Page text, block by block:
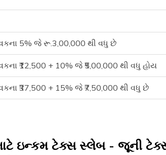
5% જે રૂ.3,00,000 થી વધુ છે
₹12,500 + 10% જે ₹5,00,000 થી વધુ હોય
₹37,500 + 15% જે ₹7,50,000 થી વધુ છે
ઇન્કમ ટેક્સ સ્લેબ - જૂની